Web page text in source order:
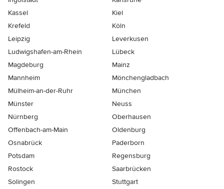
Kassel
Kiel
Krefeld
Köln
Leipzig
Leverkusen
Ludwigshafen-am-Rhein
Lübeck
Magdeburg
Mainz
Mannheim
Mönchen­gladbach
Mülheim-an-der-Ruhr
München
Münster
Neuss
Nürnberg
Oberhausen
Offenbach-am-Main
Oldenburg
Osnabrück
Paderborn
Potsdam
Regensburg
Rostock
Saarbrücken
Solingen
Stuttgart